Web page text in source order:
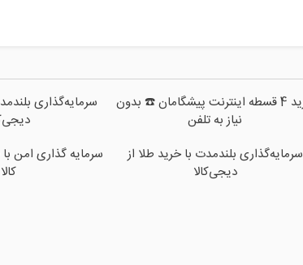
خرید 4 قسطه اینترنت پیشگامان ☎️ بدون
نیاز به تلفن
سرمایه‌گذاری
سرمایه‌گذاری بلندمدت با خرید طلا از
دیجی‌کالا
سرمایه گذاری امن
کالا